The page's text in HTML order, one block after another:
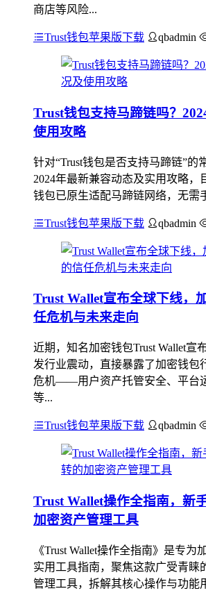
商店等风险...
Trust钱包苹果版下载 qbadmin
Trust钱包支持马蹄链吗？
使用攻略
针对“Trust钱包是否支持马蹄链”的
2024年最新兼容动态及实用攻略，
钱包已原生适配马蹄链网络，无需
Trust钱包苹果版下载 qbadmin
Trust Wallet宣布全球下线，
任危机与未来走向
近期，知名加密钱包Trust Wallet宣
发行业震动，直接暴露了加密钱包
危机——用户资产托管安全、平台
等...
Trust钱包苹果版下载 qbadmin
Trust Wallet操作全指南，新
加密资产管理工具
《Trust Wallet操作全指南》是专为
实用工具指南，聚焦这款广受青睐
管理工具，拆解其核心操作与功能